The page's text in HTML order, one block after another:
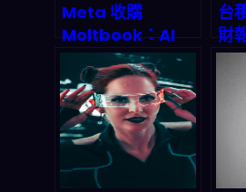
Meta 收購
Moltbook：AI
Agents 協作時代
的真正開端
台
財
需